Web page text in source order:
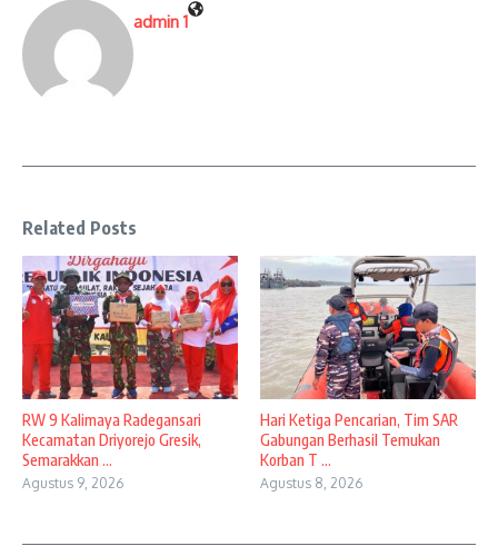
admin 1
Related Posts
RW 9 Kalimaya Radegansari
Kecamatan Driyorejo Gresik,
Semarakkan ...
Agustus 9, 2026
Hari Ketiga Pencarian, Tim SAR
Gabungan Berhasil Temukan
Korban T ...
Agustus 8, 2026